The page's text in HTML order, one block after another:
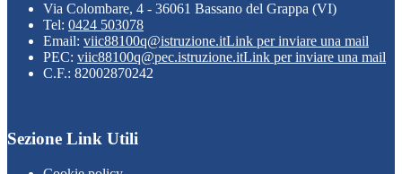
Via Colombare, 4 - 36061 Bassano del Grappa (VI)
Tel: 0424 503078
Email: viic88100q@istruzione.itLink per inviare una mail
PEC: viic88100q@pec.istruzione.itLink per inviare una mail
C.F.: 82002870242
Sezione Link Utili